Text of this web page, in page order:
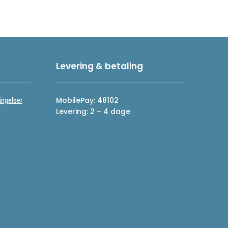
Levering & betaling
MobilePay: 48102
Levering: 2 – 4 dage